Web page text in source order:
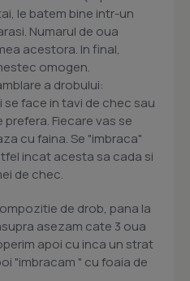
le batem bine intr-un
Numarul de oua
acestora. In final,
omogen.
a drobului:
face in tavi de chec sau
Fiecare vas se
cu faina. Se "imbraca"
incat acesta sa cada si
de chec.
de drob, pana la
asezam cate 3 oua
apoi cu inca un strat
"imbracam " cu foaia de